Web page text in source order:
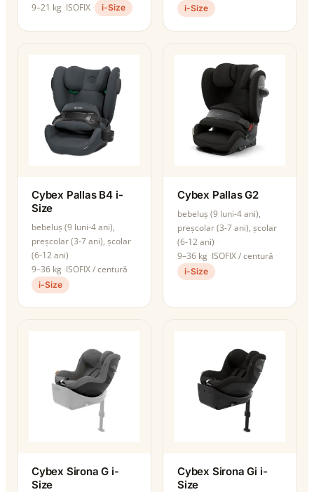
9–21 kg ISOFIX i-Size i-Size
Cybex Pallas B4 i-
Size
bebeluș (9 luni-4 ani),
preșcolar (3-7 ani), școlar
(6-12 ani)
9–36 kg ISOFIX / centură
i-Size
Cybex Pallas G2
bebeluș (9 luni-4 ani),
preșcolar (3-7 ani), școlar
(6-12 ani)
9–36 kg ISOFIX / centură
i-Size
Cybex Sirona G i-
Size
Cybex Sirona Gi i-
Size